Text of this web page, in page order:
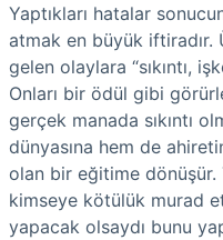
Yaptıkları hatalar
atmak en büyük iftiradır.
gelen olaylara “sıkıntı,
Onları bir ödül gibi
gerçek manada sıkıntı
dünyasına hem de
olan bir eğitime
kimseye kötülük murad
yapacak olsaydı bunu